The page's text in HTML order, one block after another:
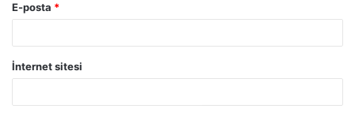
E-posta *
İnternet sitesi